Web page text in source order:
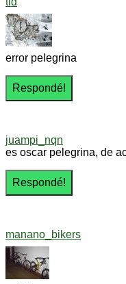
error pelegrina
juampi_nqn
es oscar pelegrina, de
manano_bikers